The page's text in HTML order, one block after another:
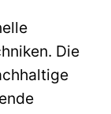
Die